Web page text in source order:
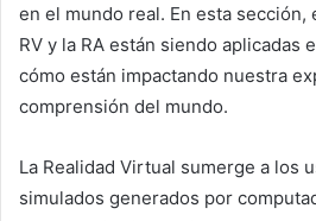
en el mundo real. En esta sección,
RV y la RA están siendo aplicadas
cómo están impactando nuestra
comprensión del mundo.
La Realidad Virtual sumerge a los
simulados generados por